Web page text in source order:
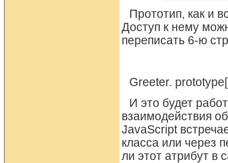
Прототип, как и
Доступ к нему
переписать 6-ю
Greeter.
И это будет
взаимодействия
JavaScript
класса или через
ли этот атрибут в